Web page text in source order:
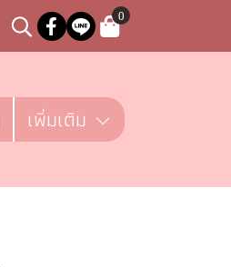
0
เพิ่มเติม